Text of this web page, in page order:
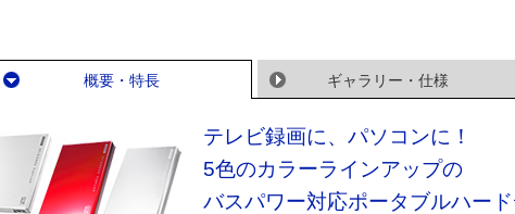
概要・特長 ギャラリー・仕様
テレビ録画に、パソコンに！
5色のカラーラインアップの
バスパワー対応ポータブルハー